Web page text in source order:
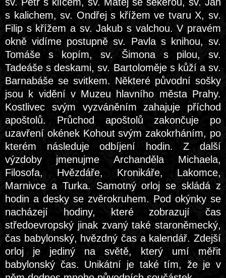
s kalichem, sv. Ondřej s křížem ve tvaru X, sv.
Filip s křížem a sv. Jakub s valchou. V pravém
okně vidíme postupně sv. Pavla s knihou, sv.
Tomáše s kopím, sv. Šimona s pilou, sv.
Tadeáše s deskami, sv. Bartoloměje s kůží a sv.
Barnabáše se svitkem. Některé původní sošky
jsou k vidění v Muzeu hlavního města Prahy.
Kostlivec svým vyzváněním zahajuje příchod
apoštolů. Průchod apoštolů zakončuje po
uzavření okének Kohout svým zakokrháním, po
kterém následuje odbíjení hodin. Z další
výzdoby jmenujme Archanděla Michaela,
Filosofa, Hvězdáře, Kronikáře, Lakomce,
Marnivce a Turka. Samotný orloj se skládá z
hodin a desky se zvěrokruhem. Pod okýnky se
nacházejí hodiny, které zobrazují čas
středoevropský jinak zvaný také staroněmecký,
čas babylonský, hvězdný čas a kalendář. Zdejší
orloj je jediný na světě, který umí měřit
babylonský čas. Unikátní je také tím, že je v